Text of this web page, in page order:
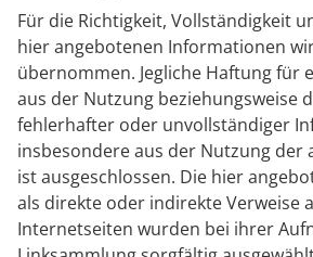
Für die Richtigkeit, Vollständigkeit
hier angebotenen Informationen
übernommen. Jegliche Haftung für
aus der Nutzung beziehungsweise
fehlerhafter oder unvollständiger
insbesondere aus der Nutzung der
ist ausgeschlossen. Die hier
als direkte oder indirekte Verweise
Internetseiten wurden bei ihrer